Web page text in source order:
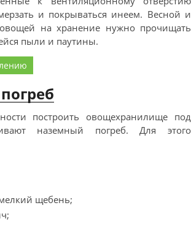
и покрываться инеем. Весной и
на хранение нужно прочищать
пыли и паутины.
построить овощехранилище под
наземный погреб. Для этого
щебень;